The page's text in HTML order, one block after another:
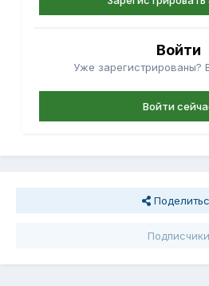
Войти
Уже зарегистрированы?
Войти
Подписчики